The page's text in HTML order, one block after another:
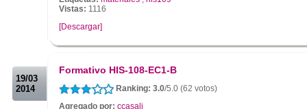
Vistas: 1116
[Descargar]
19/03
2014
Formativo HIS-108-EC1-B
Ranking: 3.0/5.0 (62 votos)
Agregado por: ccasali